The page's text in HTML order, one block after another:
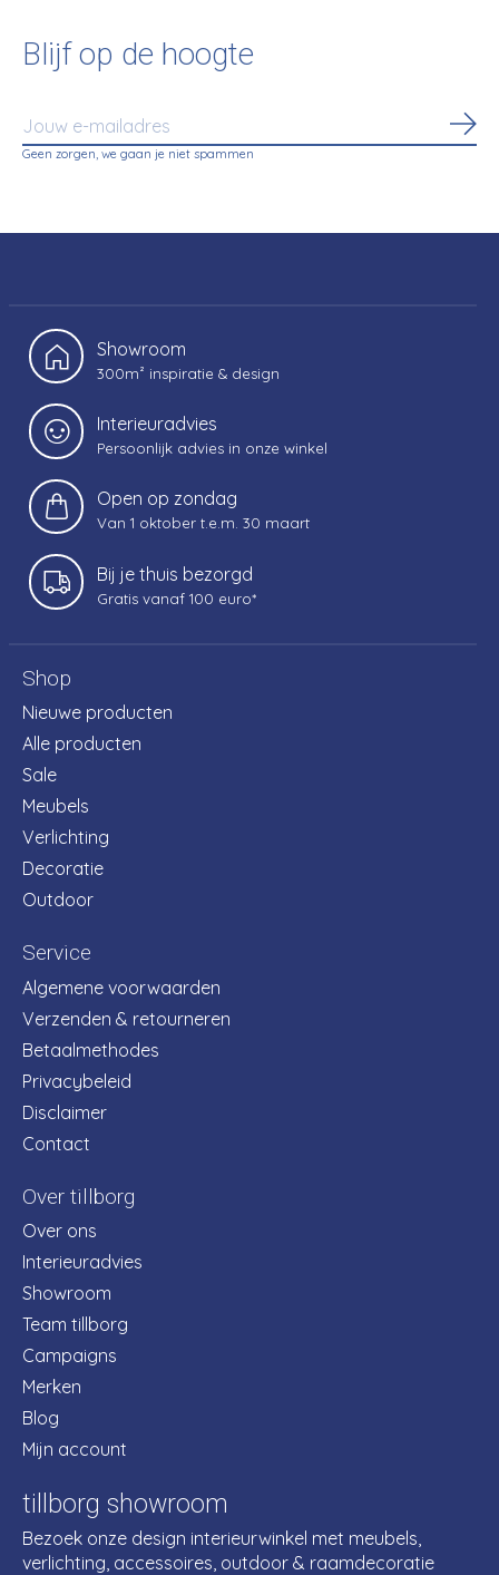
Blijf op de hoogte
Geen zorgen, we gaan je niet spammen
Showroom
300m² inspiratie & design
Interieuradvies
Persoonlijk advies in onze winkel
Open op zondag
Van 1 oktober t.e.m. 30 maart
Bij je thuis bezorgd
Gratis vanaf 100 euro*
Shop
Nieuwe producten
Alle producten
Sale
Meubels
Verlichting
Decoratie
Outdoor
Service
Algemene voorwaarden
Verzenden & retourneren
Betaalmethodes
Privacybeleid
Disclaimer
Contact
Over tillborg
Over ons
Interieuradvies
Showroom
Team tillborg
Campaigns
Merken
Blog
Mijn account
tillborg showroom
Bezoek onze design interieurwinkel met meubels,
verlichting, accessoires, outdoor & raamdecoratie